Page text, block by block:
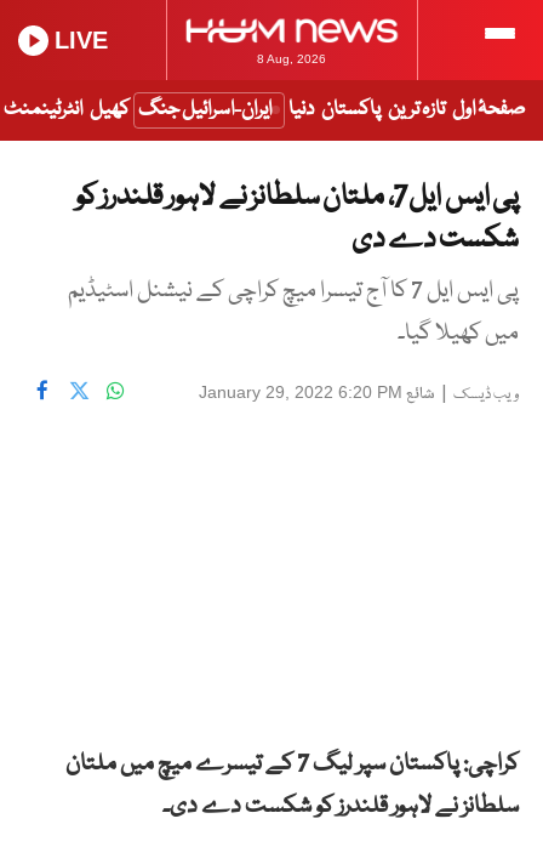
8 Aug, 2026
LIVE
صفحۂ اول تازہ ترین پاکستان دنیا ایران-اسرائیل جنگ کھیل انٹرٹینمنٹ
پی ایس ایل7، ملتان سلطانز نے لاہور قلندرز کو
شکست دے دی
پی ایس ایل 7 کا آج تیسرا میچ کراچی کے نیشنل اسٹیڈیم
میں کھیلا گیا۔
ویب ڈیسک | شائع January 29, 2022 6:20 PM
کراچی: پاکستان سپر لیگ 7 کے تیسرے میچ میں ملتان
سلطانز نے لاہور قلندرز کو شکست دے دی۔